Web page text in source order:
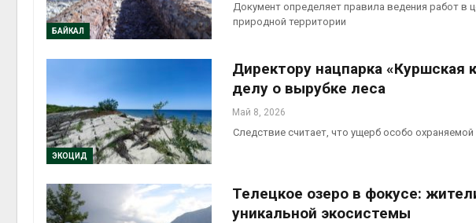
БАЙКАЛ
Документ определяет правила ведения работ в
природной территории
ЭКОЦИД
Директору нацпарка
делу о вырубке леса
Май 8, 2026
Следствие считает, что ущерб особо
Телецкое озеро в фокусе:
уникальной экосистемы